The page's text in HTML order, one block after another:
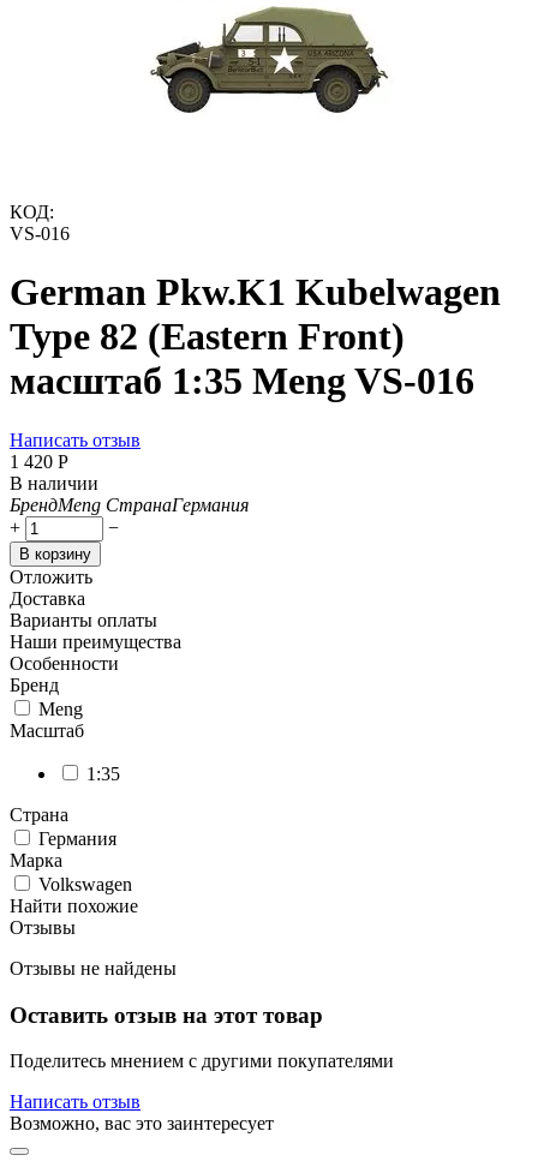
КОД:
VS-016
German Pkw.K1 Kubelwagen
Type 82 (Eastern Front)
масштаб 1:35 Meng VS-016
Написать отзыв
1 420 Р
В наличии
БрендMeng СтранаГермания
+
−
В корзину
Отложить
Доставка
Варианты оплаты
Наши преимущества
Особенности
Бренд
Meng
Масштаб
1:35
Страна
Германия
Марка
Volkswagen
Найти похожие
Отзывы
Отзывы не найдены
Оставить отзыв на этот товар
Поделитесь мнением с другими покупателями
Написать отзыв
Возможно, вас это заинтересует